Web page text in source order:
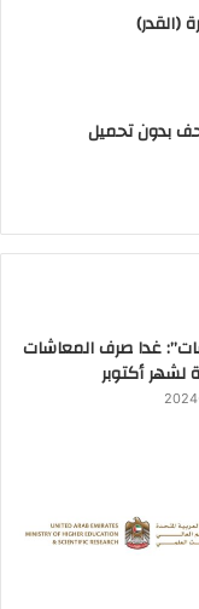
(القدر)
بدون تحميل
غدا صرف المعاشات
لشهر أكتوبر